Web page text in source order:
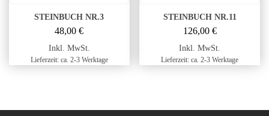
STEINBUCH NR.3
48,00€
Inkl. MwSt.
Lieferzeit: ca. 2-3 Werktage
STEINBUCH NR.11
126,00 €
Inkl. MwSt.
Lieferzeit: ca. 2-3 Werktage